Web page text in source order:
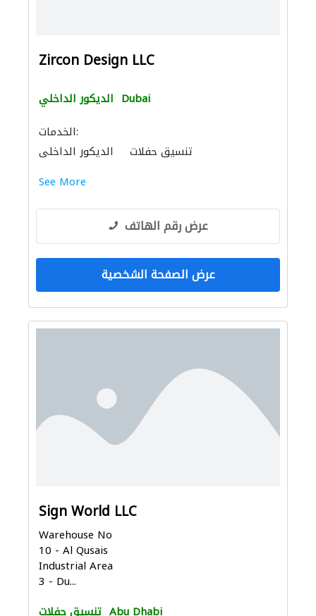
Zircon Design LLC
الديكور الداخلي Dubai
الخدمات:
الديكور الداخلي
تنسيق حفلات
See More
عرض رقم الهاتف
عرض الصفحة الشخصية
Sign World LLC
Warehouse No
10 - Al Qusais
Industrial Area
3 - Du...
تنسيق حفلات Abu Dhabi